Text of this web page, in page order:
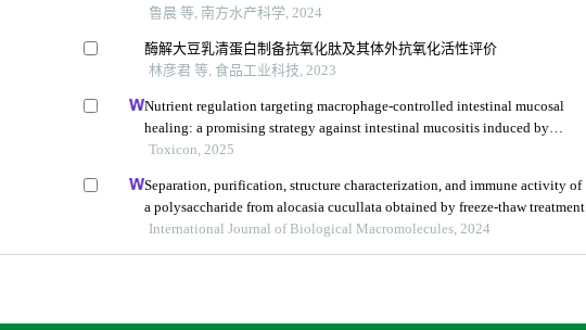
鲁晨 等, 南方水产科学, 2024
酶解大豆乳清蛋白制备抗氧化肽及其体外抗氧化活性评价
林彦君 等, 食品工业科技, 2023
Nutrient regulation targeting macrophage-controlled intestinal mucosal
healing: a promising strategy against intestinal mucositis induced by
deoxynivalenol
Toxicon, 2025
Separation, purification, structure characterization, and immune activity of
a polysaccharide from alocasia cucullata obtained by freeze-thaw treatment
International Journal of Biological Macromolecules, 2024